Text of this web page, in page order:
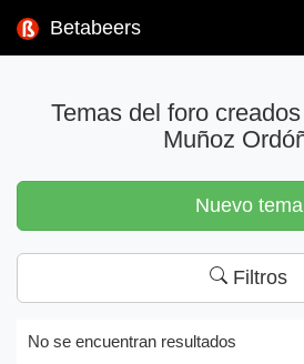
Betabeers
Temas del foro
Muñoz
Nuevo tema
Filtros
No se encuentran resultados